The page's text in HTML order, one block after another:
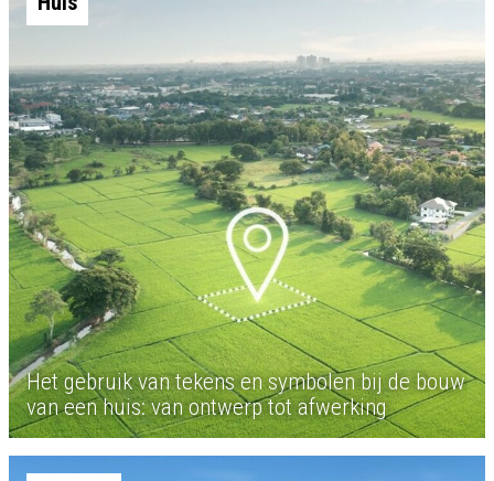
Het gebruik van tekens en symbolen bij de bouw
van een huis: van ontwerp tot afwerking